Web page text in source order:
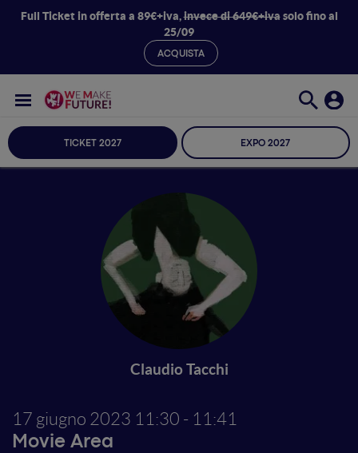
Full Ticket in offerta a 89€+iva,invece di 649€+ivasolo fino al
25/09
ACQUISTA
TICKET 2027 EXPO 2027
Claudio Tacchi
17 giugno 2023 11:30 - 11:41
Movie Area